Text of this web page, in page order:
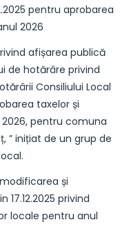
pentru aprobarea
2026
afișarea publică
de hotărâre privind
Consiliului Local
taxelor și
pentru comuna
” inițiat de un grup de
modificarea și
privind
locale pentru anul